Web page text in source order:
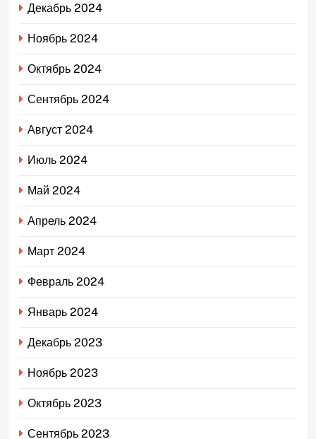
Декабрь 2024
Ноябрь 2024
Октябрь 2024
Сентябрь 2024
Август 2024
Июль 2024
Май 2024
Апрель 2024
Март 2024
Февраль 2024
Январь 2024
Декабрь 2023
Ноябрь 2023
Октябрь 2023
Сентябрь 2023